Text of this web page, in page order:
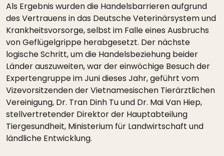
Als Ergebnis wurden die Handelsbarrieren aufgrund
des Vertrauens in das Deutsche Veterinärsystem und
Krankheitsvorsorge, selbst im Falle eines Ausbruchs
von Geflügelgrippe herabgesetzt. Der nächste
logische Schritt, um die Handelsbeziehung beider
Länder auszuweiten, war der einwöchige Besuch der
Expertengruppe im Juni dieses Jahr, geführt vom
Vizevorsitzenden der Vietnamesischen Tierärztlichen
Vereinigung, Dr. Tran Dinh Tu und Dr. Mai Van Hiep,
stellvertretender Direktor der Hauptabteilung
Tiergesundheit, Ministerium für Landwirtschaft und
ländliche Entwicklung.